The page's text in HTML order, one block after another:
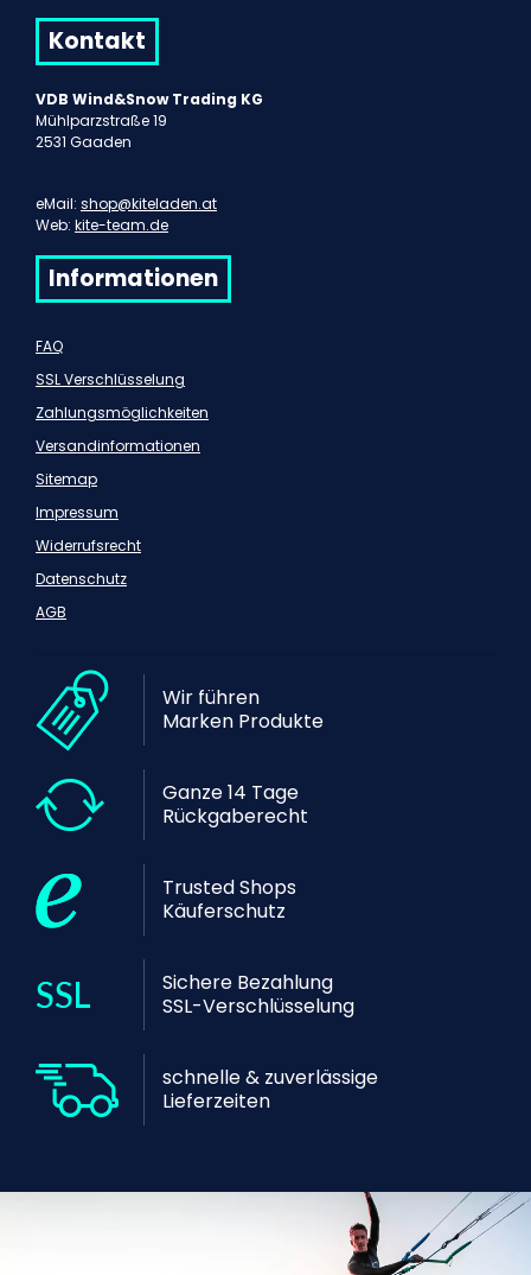
Kontakt
VDB Wind&Snow Trading KG
Mühlparzstraße 19
2531 Gaaden
eMail: shop@kiteladen.at
Web: kite-team.de
Informationen
FAQ
SSL Verschlüsselung
Zahlungsmöglichkeiten
Versandinformationen
Sitemap
Impressum
Widerrufsrecht
Datenschutz
AGB
Wir führen
Marken Produkte
Ganze 14 Tage
Rückgaberecht
Trusted Shops
Käuferschutz
Sichere Bezahlung
SSL-Verschlüsselung
schnelle & zuverlässige
Lieferzeiten